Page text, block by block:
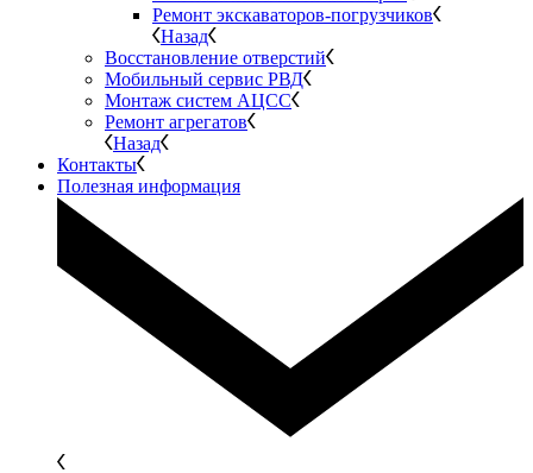
Ремонт экскаваторов-погрузчиков
Назад
Восстановление отверстий
Мобильный сервис РВД
Монтаж систем АЦСС
Ремонт агрегатов
Назад
Контакты
Полезная информация